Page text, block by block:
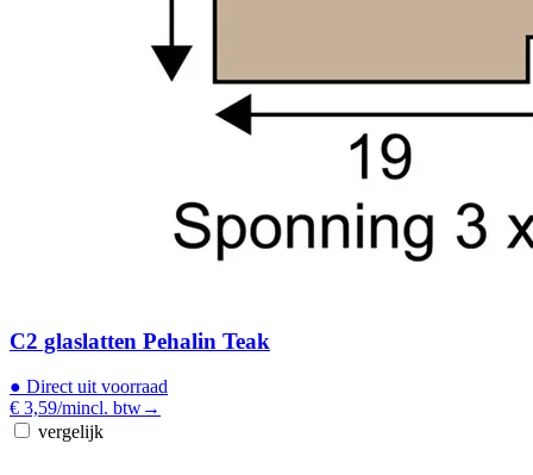
C2 glaslatten Pehalin Teak
● Direct uit voorraad
€ 3,59/mincl. btw→
vergelijk